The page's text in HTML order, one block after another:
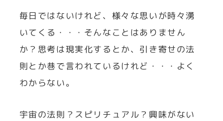
毎日ではないけれど、様々な思いが時々湧
いてくる・・・そんなことはありません
か？思考は現実化するとか、引き寄せの法
則とか巷で言われているけれど・・・よく
わからない。
宇宙の法則？スピリチュアル？興味がない